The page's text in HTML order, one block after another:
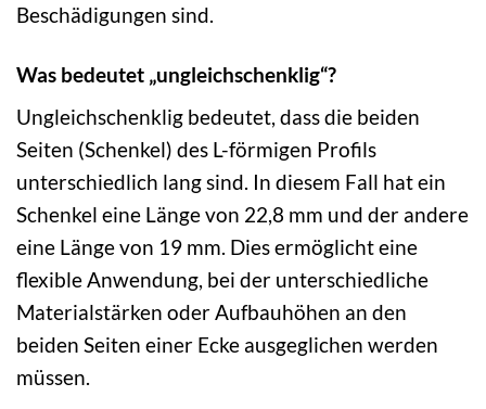
Beschädigungen sind.
Was bedeutet „ungleichschenklig“?
Ungleichschenklig bedeutet, dass die beiden
Seiten (Schenkel) des L-förmigen Profils
unterschiedlich lang sind. In diesem Fall hat ein
Schenkel eine Länge von 22,8 mm und der andere
eine Länge von 19 mm. Dies ermöglicht eine
flexible Anwendung, bei der unterschiedliche
Materialstärken oder Aufbauhöhen an den
beiden Seiten einer Ecke ausgeglichen werden
müssen.